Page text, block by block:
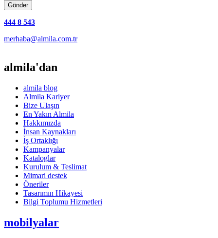
444 8 543
merhaba@almila.com.tr
almila'dan
almila blog
Almila Kariyer
Bize Ulaşın
En Yakın Almila
Hakkımızda
İnsan Kaynakları
İş Ortaklığı
Kampanyalar
Kataloglar
Kurulum & Teslimat
Mimari destek
Öneriler
Tasarımın Hikayesi
Bilgi Toplumu Hizmetleri
mobilyalar